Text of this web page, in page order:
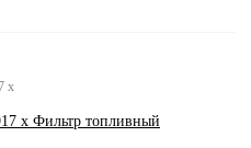
x
x Фильтр топливный